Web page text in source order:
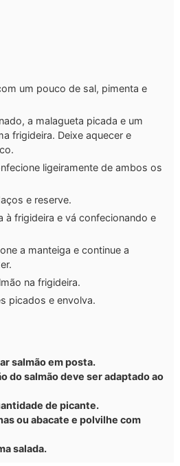
um pouco de sal, pimenta e
a malagueta picada e um
frigideira. Deixe aquecer e
ligeiramente de ambos os
e reserve.
à frigideira e vá confecionando e
a manteiga e continue a
na frigideira.
picados e envolva.
salmão em posta.
do salmão deve ser adaptado ao
de picante.
ou abacate e polvilhe com
salada.